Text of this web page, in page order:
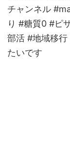
チャンネル
り #糖質0 #ピ
部活 #地域移
たいです